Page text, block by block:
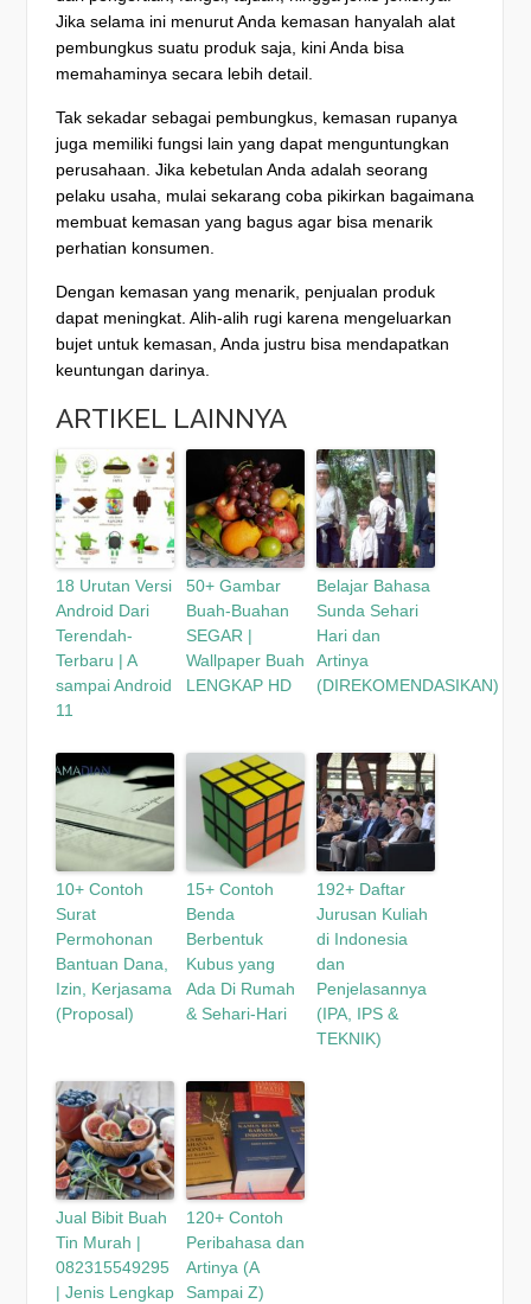
Jika selama ini menurut Anda kemasan hanyalah alat
pembungkus suatu produk saja, kini Anda bisa
memahaminya secara lebih detail.
Tak sekadar sebagai pembungkus, kemasan rupanya
juga memiliki fungsi lain yang dapat menguntungkan
perusahaan. Jika kebetulan Anda adalah seorang
pelaku usaha, mulai sekarang coba pikirkan bagaimana
membuat kemasan yang bagus agar bisa menarik
perhatian konsumen.
Dengan kemasan yang menarik, penjualan produk
dapat meningkat. Alih-alih rugi karena mengeluarkan
bujet untuk kemasan, Anda justru bisa mendapatkan
keuntungan darinya.
ARTIKEL LAINNYA
18 Urutan Versi
Android Dari
Terendah-
Terbaru | A
sampai Android
11
50+ Gambar
Buah-Buahan
SEGAR |
Wallpaper Buah
LENGKAP HD
Belajar Bahasa
Sunda Sehari
Hari dan
Artinya
(DIREKOMENDASIKAN)
10+ Contoh
Surat
Permohonan
Bantuan Dana,
Izin, Kerjasama
(Proposal)
15+ Contoh
Benda
Berbentuk
Kubus yang
Ada Di Rumah
& Sehari-Hari
192+ Daftar
Jurusan Kuliah
di Indonesia
dan
Penjelasannya
(IPA, IPS &
TEKNIK)
Jual Bibit Buah
Tin Murah |
082315549295
| Jenis Lengkap
120+ Contoh
Peribahasa dan
Artinya (A
Sampai Z)